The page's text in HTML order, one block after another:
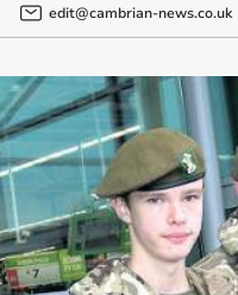
edit@cambrian-news.co.uk